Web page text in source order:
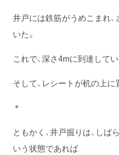
井戸には鉄筋がうめこまれ
いた。
これで、深さ4mに到達して
そして、レシートが机の上に
＊
ともかく、井戸掘りは、しば
いう状態であれば